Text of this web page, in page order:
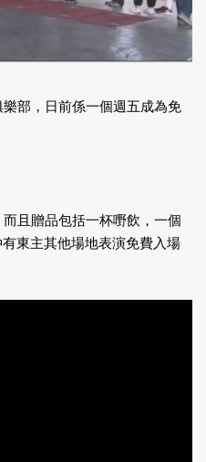
部，日前係一個週五成為免
且贈品包括一杯嘢飲，一個
東主其他場地表演免費入場